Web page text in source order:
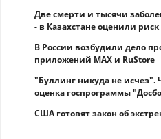
Две смерти и тысячи
- в Казахстане оценили
В России возбудили дело
приложений MAX и RuStore
"Буллинг никуда не исчез".
оценка госпрограммы
США готовят закон об